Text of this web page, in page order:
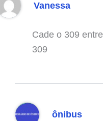
Vanessa
Cade o 309
309
ônibus